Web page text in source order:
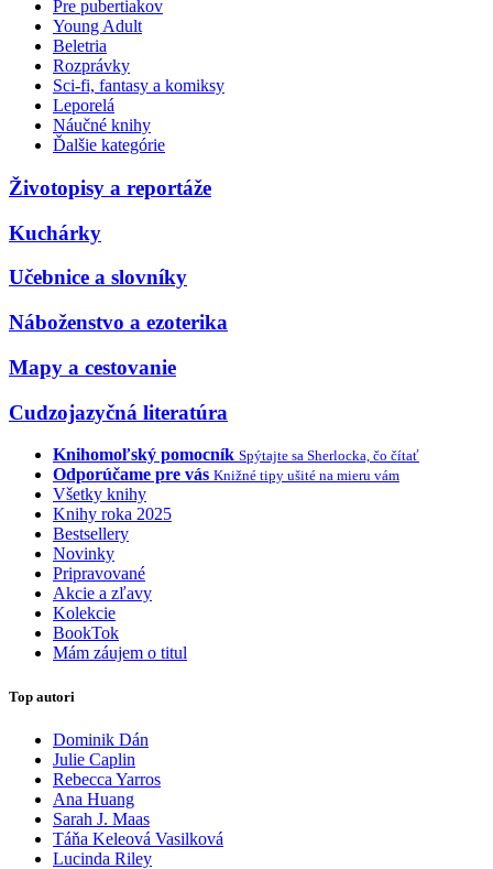
Pre pubertiakov
Young Adult
Beletria
Rozprávky
Sci-fi, fantasy a komiksy
Leporelá
Náučné knihy
Ďalšie kategórie
Životopisy a reportáže
Kuchárky
Učebnice a slovníky
Náboženstvo a ezoterika
Mapy a cestovanie
Cudzojazyčná literatúra
Knihomoľský pomocník Spýtajte sa Sherlocka, čo čítať
Odporúčame pre vás Knižné tipy ušité na mieru vám
Všetky knihy
Knihy roka 2025
Bestsellery
Novinky
Pripravované
Akcie a zľavy
Kolekcie
BookTok
Mám záujem o titul
Top autori
Dominik Dán
Julie Caplin
Rebecca Yarros
Ana Huang
Sarah J. Maas
Táňa Keleová Vasilková
Lucinda Riley